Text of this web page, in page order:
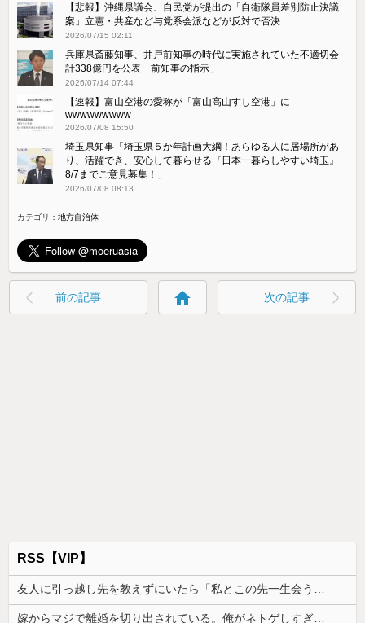
【悲報】沖縄県議会、自民党が提出の「自衛隊員差別防止決議
案」立憲・共産など与党系会派などが反対で否決
2026/07/15 02:11
兵庫県斎藤知事、井戸前知事の時代に実施されていた不適切会
計338億円を公表「前知事の指示」
2026/07/14 07:44
【速報】富山空港の愛称が「富山高山すし空港」に
wwwwwwwww
2026/07/08 15:50
埼玉県知事「埼玉県５か年計画大綱！あらゆる人に居場所があ
り、活躍でき、安心して暮らせる『日本一暮らしやすい埼玉』
8/7までご意見募集！」
2026/07/08 08:13
カテゴリ：地方自治体
前の記事 home 次の記事
RSS【VIP】